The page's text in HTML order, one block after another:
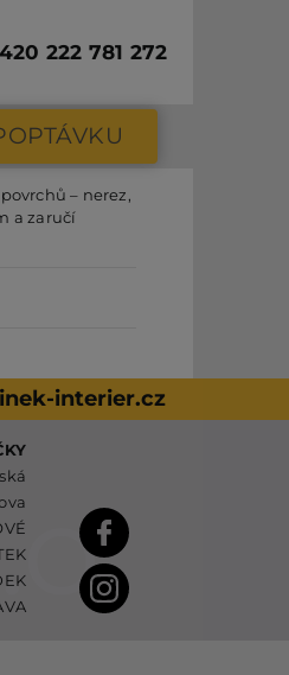
222 781 272
– nerez,
a zaručí
interier.cz